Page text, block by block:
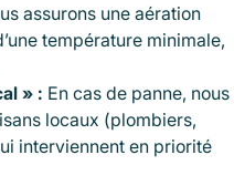
assurons une aération
température minimale,
» : En cas de panne, nous
locaux (plombiers,
interviennent en priorité